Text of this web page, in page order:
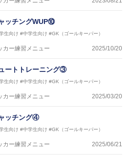
ッチングWUP⑩
生向け #中学生向け #GK（ゴールキーパー）
カー練習メニュー 2025/10/20
ートトレーニング③
生向け #中学生向け #GK（ゴールキーパー）
カー練習メニュー 2025/03/20
ッチング④
生向け #中学生向け #GK（ゴールキーパー）
カー練習メニュー 2025/06/21